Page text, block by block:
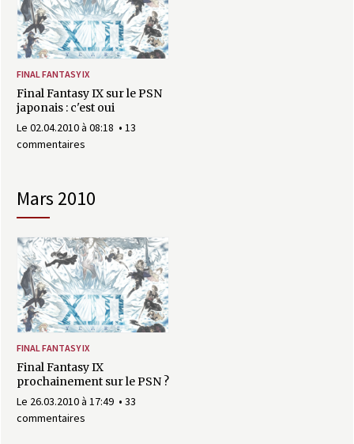
FINAL FANTASY IX
Final Fantasy IX sur le PSN
japonais : c'est oui
Le 02.04.2010 à 08:18
13
commentaires
mars 2010
FINAL FANTASY IX
Final Fantasy IX
prochainement sur le PSN ?
Le 26.03.2010 à 17:49
33
commentaires